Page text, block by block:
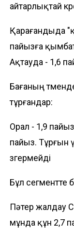
айтарлықтай
Қарағандыда
пайызға
Ақтауда - 1,6
Бағаның
тұрғандар:
Орал - 1,9
пайыз. Тұрғын
өзгермейді
Бұл сегментте
Пәтер жалдау
мұнда құн 2,7